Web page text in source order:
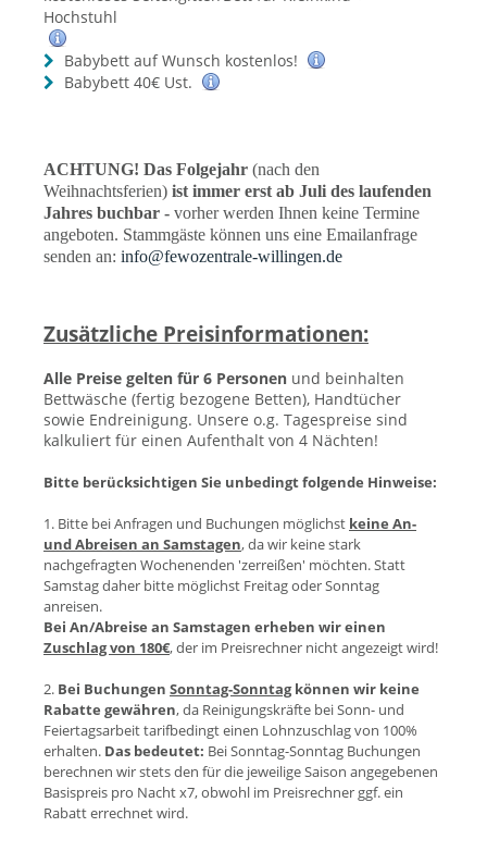
Hochstuhl
Babybett auf Wunsch kostenlos!
Babybett 40€ Ust.
ACHTUNG! Das Folgejahr (nach den
Weihnachtsferien) ist immer erst ab Juli des laufenden
Jahres buchbar - vorher werden Ihnen keine Termine
angeboten. Stammgäste können uns eine Emailanfrage
senden an: info@fewozentrale-willingen.de
Zusätzliche Preisinformationen:
Alle Preise gelten für 6 Personen und beinhalten
Bettwäsche (fertig bezogene Betten), Handtücher
sowie Endreinigung. Unsere o.g. Tagespreise sind
kalkuliert für einen Aufenthalt von 4 Nächten!
Bitte berücksichtigen Sie unbedingt folgende Hinweise:
1. Bitte bei Anfragen und Buchungen möglichst keine An-
und Abreisen an Samstagen, da wir keine stark
nachgefragten Wochenenden 'zerreißen' möchten. Statt
Samstag daher bitte möglichst Freitag oder Sonntag
anreisen.
Bei An/Abreise an Samstagen erheben wir einen
Zuschlag von 180€, der im Preisrechner nicht angezeigt wird!
2. Bei Buchungen Sonntag-Sonntagkönnen wir keine
Rabatte gewähren, da Reinigungskräfte bei Sonn- und
Feiertagsarbeit tarifbedingt einen Lohnzuschlag von 100%
erhalten. Das bedeutet: Bei Sonntag-Sonntag Buchungen
berechnen wir stets den für die jeweilige Saison angegebenen
Basispreis pro Nacht x7, obwohl im Preisrechner ggf. ein
Rabatt errechnet wird.